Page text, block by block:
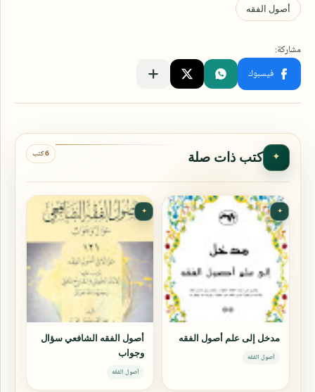
✦ كتب ذات صلة 6 كتب
✦
مدخل إلى علم أصول الفقه
أصول الفقه
✦
أصول الفقه الشافعي سؤال
وجواب
أصول الفقه